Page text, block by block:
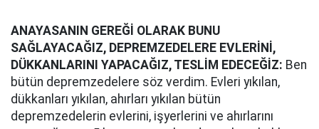
ANAYASANIN GEREĞİ OLARAK BUNU
SAĞLAYACAĞIZ, DEPREMZEDELERE EVLERİNİ,
DÜKKANLARINI YAPACAĞIZ, TESLİM EDECEĞİZ: Ben
bütün depremzedelere söz verdim. Evleri yıkılan,
dükkanları yıkılan, ahırları yıkılan bütün
depremzedelerin evlerini, işyerlerini ve ahırlarını